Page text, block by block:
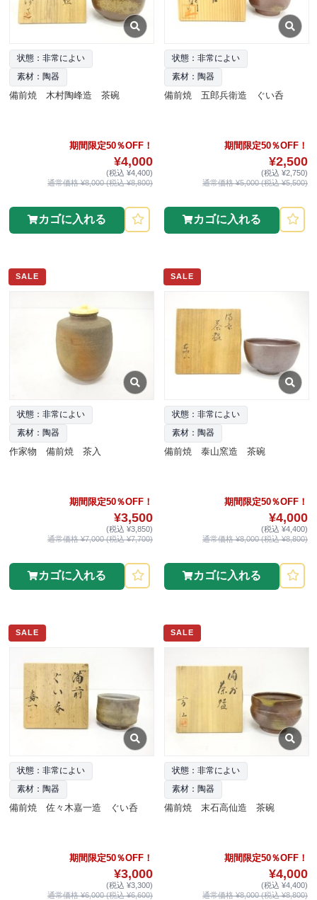
状態：非常によい
素材：陶器
備前焼 木村陶峰造 茶碗
期間限定50％OFF！
¥4,000
(税込 ¥4,400)
通常価格 ¥8,000 (税込 ¥8,800)
カゴに入れる
状態：非常によい
素材：陶器
備前焼 五郎兵衛造 ぐい呑
期間限定50％OFF！
¥2,500
(税込 ¥2,750)
通常価格 ¥5,000 (税込 ¥5,500)
カゴに入れる
SALE
状態：非常によい
素材：陶器
作家物 備前焼 茶入
期間限定50％OFF！
¥3,500
(税込 ¥3,850)
通常価格 ¥7,000 (税込 ¥7,700)
カゴに入れる
SALE
状態：非常によい
素材：陶器
備前焼 泰山窯造 茶碗
期間限定50％OFF！
¥4,000
(税込 ¥4,400)
通常価格 ¥8,000 (税込 ¥8,800)
カゴに入れる
SALE
状態：非常によい
素材：陶器
備前焼 佐々木嘉一造 ぐい呑
期間限定50％OFF！
¥3,000
(税込 ¥3,300)
通常価格 ¥6,000 (税込 ¥6,600)
SALE
状態：非常によい
素材：陶器
備前焼 末石高仙造 茶碗
期間限定50％OFF！
¥4,000
(税込 ¥4,400)
通常価格 ¥8,000 (税込 ¥8,800)